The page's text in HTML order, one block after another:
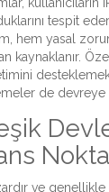
tespit
hem yasal
kaynaklanır.
de devreye
ve